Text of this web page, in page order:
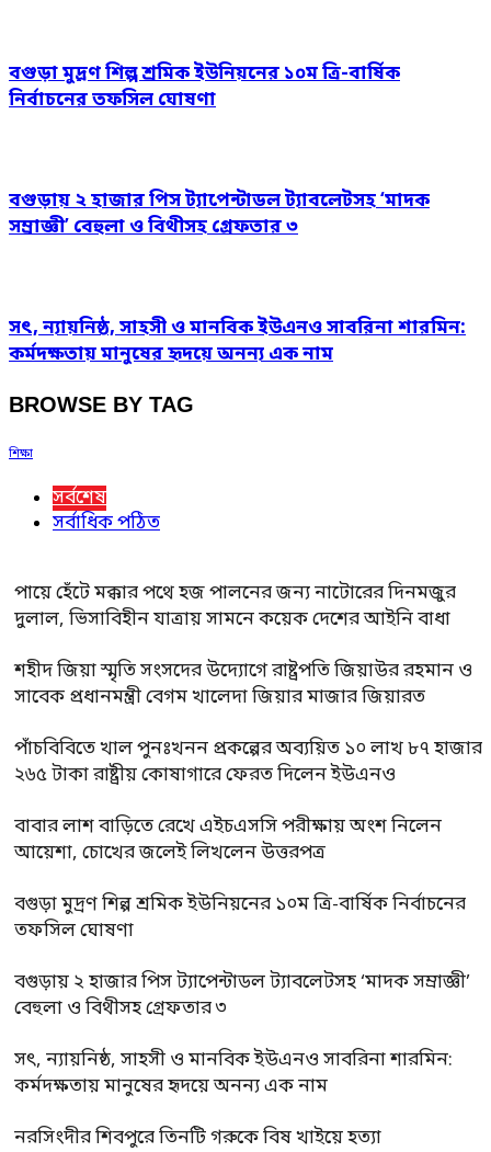
বগুড়া মুদ্রণ শিল্প শ্রমিক ইউনিয়নের ১০ম ত্রি-বার্ষিক
নির্বাচনের তফসিল ঘোষণা
বগুড়ায় ২ হাজার পিস ট্যাপেন্টাডল ট্যাবলেটসহ ‘মাদক
সম্রাজ্ঞী’ বেহুলা ও বিথীসহ গ্রেফতার ৩
সৎ, ন্যায়নিষ্ঠ, সাহসী ও মানবিক ইউএনও সাবরিনা শারমিন:
কর্মদক্ষতায় মানুষের হৃদয়ে অনন্য এক নাম
BROWSE BY TAG
শিক্ষা
সর্বশেষ
সর্বাধিক পঠিত
পায়ে হেঁটে মক্কার পথে হজ পালনের জন্য নাটোরের দিনমজুর
দুলাল, ভিসাবিহীন যাত্রায় সামনে কয়েক দেশের আইনি বাধা
শহীদ জিয়া স্মৃতি সংসদের উদ্যোগে রাষ্ট্রপতি জিয়াউর রহমান ও
সাবেক প্রধানমন্ত্রী বেগম খালেদা জিয়ার মাজার জিয়ারত
পাঁচবিবিতে খাল পুনঃখনন প্রকল্পের অব্যয়িত ১০ লাখ ৮৭ হাজার
২৬৫ টাকা রাষ্ট্রীয় কোষাগারে ফেরত দিলেন ইউএনও
বাবার লাশ বাড়িতে রেখে এইচএসসি পরীক্ষায় অংশ নিলেন
আয়েশা, চোখের জলেই লিখলেন উত্তরপত্র
বগুড়া মুদ্রণ শিল্প শ্রমিক ইউনিয়নের ১০ম ত্রি-বার্ষিক নির্বাচনের
তফসিল ঘোষণা
বগুড়ায় ২ হাজার পিস ট্যাপেন্টাডল ট্যাবলেটসহ ‘মাদক সম্রাজ্ঞী’
বেহুলা ও বিথীসহ গ্রেফতার ৩
সৎ, ন্যায়নিষ্ঠ, সাহসী ও মানবিক ইউএনও সাবরিনা শারমিন:
কর্মদক্ষতায় মানুষের হৃদয়ে অনন্য এক নাম
নরসিংদীর শিবপুরে তিনটি গরুকে বিষ খাইয়ে হত্যা